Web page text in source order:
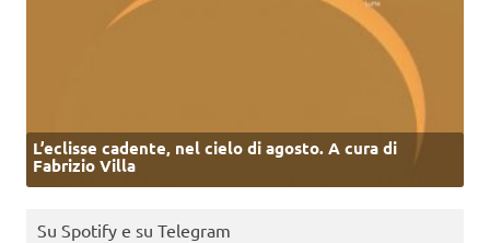
L’eclisse cadente, nel cielo di agosto. A cura di
Fabrizio Villa
Su Spotify e su Telegram